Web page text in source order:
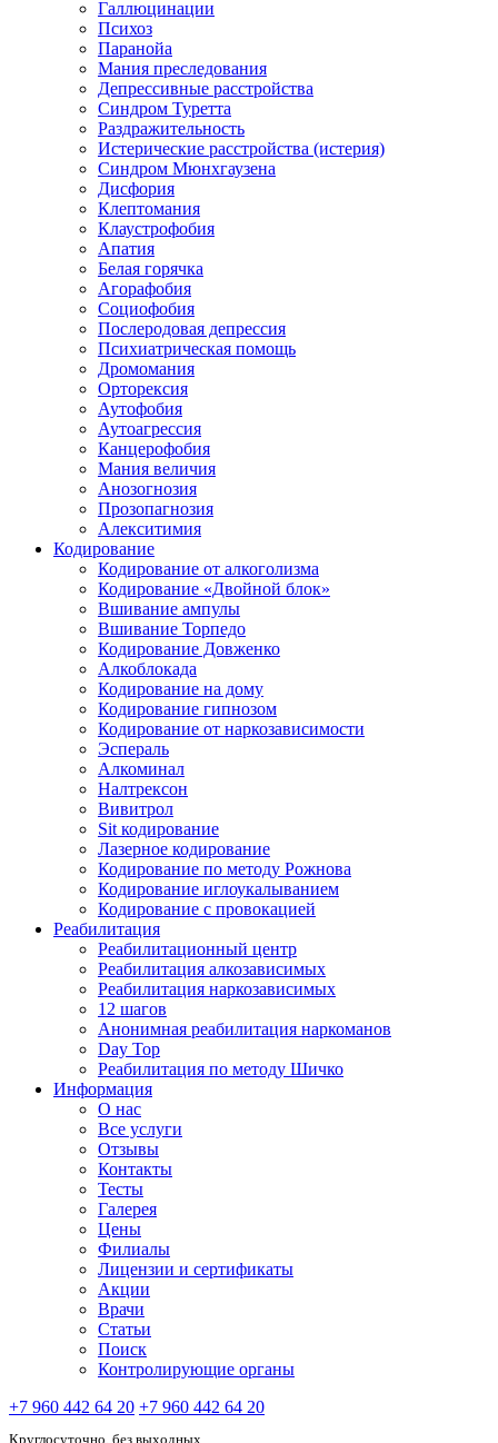
Галлюцинации
Психоз
Паранойа
Мания преследования
Депрессивные расстройства
Синдром Туретта
Раздражительность
Истерические расстройства (истерия)
Синдром Мюнхгаузена
Дисфория
Клептомания
Клаустрофобия
Апатия
Белая горячка
Агорафобия
Социофобия
Послеродовая депрессия
Психиатрическая помощь
Дромомания
Орторексия
Аутофобия
Аутоагрессия
Канцерофобия
Мания величия
Анозогнозия
Прозопагнозия
Алекситимия
Кодирование
Кодирование от алкоголизма
Кодирование «Двойной блок»
Вшивание ампулы
Вшивание Торпедо
Кодирование Довженко
Алкоблокада
Кодирование на дому
Кодирование гипнозом
Кодирование от наркозависимости
Эспераль
Алкоминал
Налтрексон
Вивитрол
Sit кодирование
Лазерное кодирование
Кодирование по методу Рожнова
Кодирование иглоукалыванием
Кодирование с провокацией
Реабилитация
Реабилитационный центр
Реабилитация алкозависимых
Реабилитация наркозависимых
12 шагов
Анонимная реабилитация наркоманов
Day Top
Реабилитация по методу Шичко
Информация
О нас
Все услуги
Отзывы
Контакты
Тесты
Галерея
Цены
Филиалы
Лицензии и сертификаты
Акции
Врачи
Статьи
Поиск
Контролирующие органы
+7 960 442 64 20 +7 960 442 64 20
Круглосуточно, без выходных